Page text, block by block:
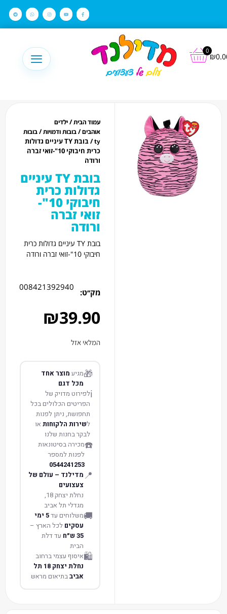
₪
0
עמוד הבית/ילדים
אוהבים/בובות ודמויות/בובות
ty
/ בובת TY עיניים גדולות
כרית חיבוקי 10"-זואי זברה
ורודה
בובת TY עיניים
גדולות כרית
חיבוקי 10"-
זואי זברה
ורודה
בובת TY עיניים גדולות כרית
חיבוקי 10"-זואי זברה ורודה
מק׳׳ט:
008421392940
₪39.90
המלאי אזל
🎁מגיע מוצר אחד
מכל דגם
ℹ️לפירוט מדויק של
הפריטים הכלולים בכל
תחפושת, ניתן לפנות
לשירות הלקוחות או
לבקר בחנות שלנו
☎️מכירה בסיטונאות
לפנות למספר
0544241253
📍 מדילנד – עולם של
צעצועים
נחלת יצחק 18,
מגדלי תל אביב
🚚משלוחים עד 5 ימי
עסקים לכל הארץ –
35 ש״ח
עד דלת
הבית
🛍️איסוף עצמי ברחוב
נחלת יצחק 18 תל
אביבבתיאום מראש